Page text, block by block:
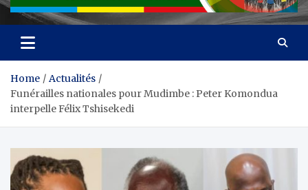
Home
Actualités
Funérailles nationales pour Mudimbe : Peter Komondua
interpelle Félix Tshisekedi